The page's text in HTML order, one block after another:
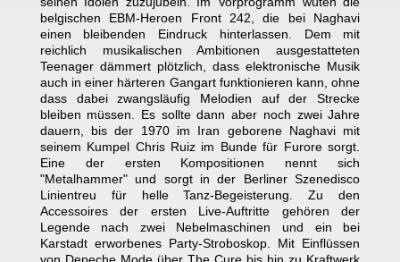
belgischen EBM-Heroen Front 242, die bei Naghavi
einen bleibenden Eindruck hinterlassen. Dem mit
reichlich musikalischen Ambitionen ausgestatteten
Teenager dämmert plötzlich, dass elektronische Musik
auch in einer härteren Gangart funktionieren kann, ohne
dass dabei zwangsläufig Melodien auf der Strecke
bleiben müssen. Es sollte dann aber noch zwei Jahre
dauern, bis der 1970 im Iran geborene Naghavi mit
seinem Kumpel Chris Ruiz im Bunde für Furore sorgt.
Eine der ersten Kompositionen nennt sich
"Metalhammer" und sorgt in der Berliner Szenedisco
Linientreu für helle Tanz-Begeisterung. Zu den
Accessoires der ersten Live-Auftritte gehören der
Legende nach zwei Nebelmaschinen und ein bei
Karstadt erworbenes Party-Stroboskop. Mit Einflüssen